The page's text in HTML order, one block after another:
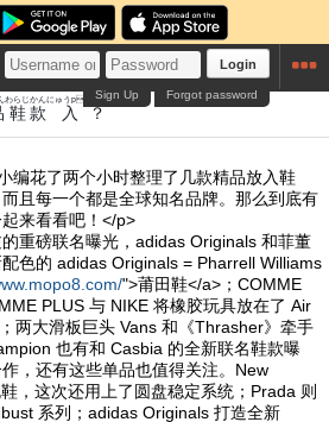
Login
Forgot password
Sign Up
鞋
わらじ
款
かん
入
にゅうp希
？
且每一个都是全球知名品牌。那么到底有
来看看吧！</p>
色的 adidas Originals = Pharrell Williams
">莆田鞋</a>；COMME
PLUS 与 NIKE 将橡胶玩具放在了 Air
两大滑板巨头 Vans 和《Thrasher》牵手
也有和 Casbia 的全新联名鞋款曝
，还有这些单品也值得关注。New
，这次还用上了圆盘稳定系统；Prada 则
系列；adidas Originals 打造全新